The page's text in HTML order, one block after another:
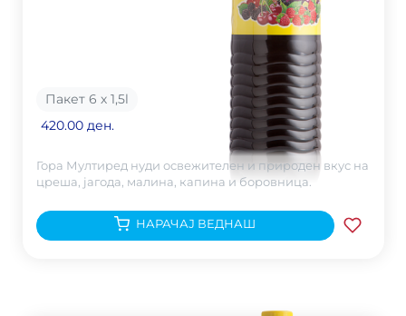
Пакет 6 х 1,5l
420.00 ден.
Гора Мултиред нуди освежителен и природен вкус на
цреша, јагода, малина, капина и боровница.
НАРАЧАЈ ВЕДНАШ